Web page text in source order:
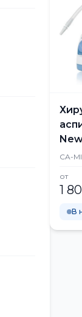
CA-MI
от
1
В